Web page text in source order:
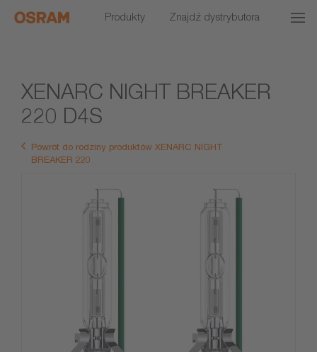
Produkty Znajdź dystrybutora
XENARC NIGHT BREAKER
220 D4S
Powrót do rodziny produktów XENARC NIGHT
BREAKER 220